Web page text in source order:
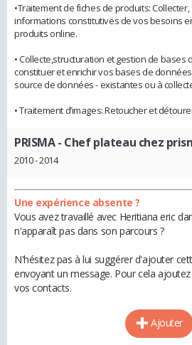
•Traitement de fiches de produits:
informations constitutives de vos besoins
produits online.
• Collecte,structuration et gestion de
constituer et enrichir vos bases de
source de données - existantes ou à
• Traitement d’images: Retoucher et
PRISMA- Chef plateau chez
2010 - 2014
Une expérience absente ?
Vous avez travaillé avec Heritiana eric
n'apparaît pas dans son parcours ?
N'hésitez pas à lui suggérer d'ajouter
envoyant un message. Pour cela
vos contacts.
Ajouter